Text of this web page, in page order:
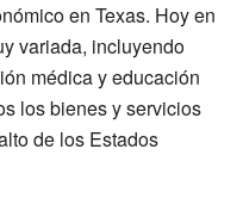
en Texas. Hoy en
variada, incluyendo
médica y educación
los bienes y servicios
de los Estados